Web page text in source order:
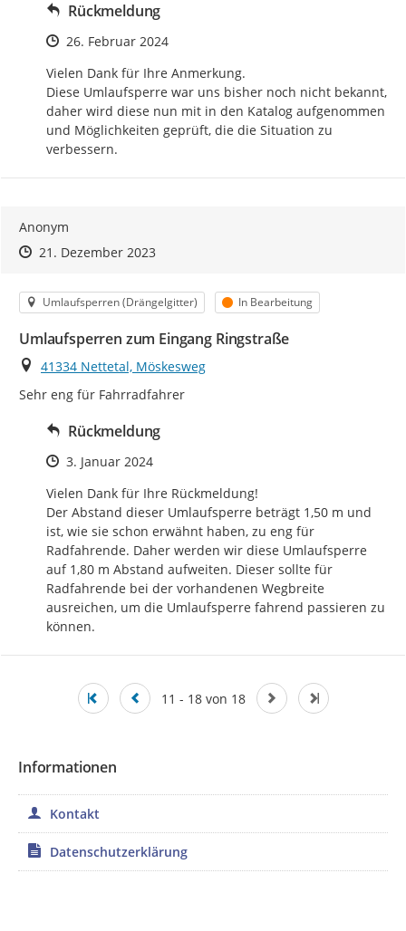
Rückmeldung
Zeitpunkt des Erstellens
26. Februar 2024
Vielen Dank für Ihre Anmerkung.
Diese Umlaufsperre war uns bisher noch nicht bekannt,
daher wird diese nun mit in den Katalog aufgenommen
und Möglichkeiten geprüft, die die Situation zu
verbessern.
Anonym
Zeitpunkt des Erstellens
Zeitpunkt des Erstellens
21. Dezember 2023Zur Äußerung
Kategorie
Umlaufsperren (Drängelgitter) Status
In Bearbeitung
Umlaufsperren zum Eingang Ringstraße
Ort
41334 Nettetal, Möskesweg
Sehr eng für Fahrradfahrer
Rückmeldung
Zeitpunkt des Erstellens
3. Januar 2024
Vielen Dank für Ihre Rückmeldung!
Der Abstand dieser Umlaufsperre beträgt 1,50 m und
ist, wie sie schon erwähnt haben, zu eng für
Radfahrende. Daher werden wir diese Umlaufsperre
auf 1,80 m Abstand aufweiten. Dieser sollte für
Radfahrende bei der vorhandenen Wegbreite
ausreichen, um die Umlaufsperre fahrend passieren zu
können.
11 - 18 von 18
Informationen
Kontakt
Datenschutzerklärung